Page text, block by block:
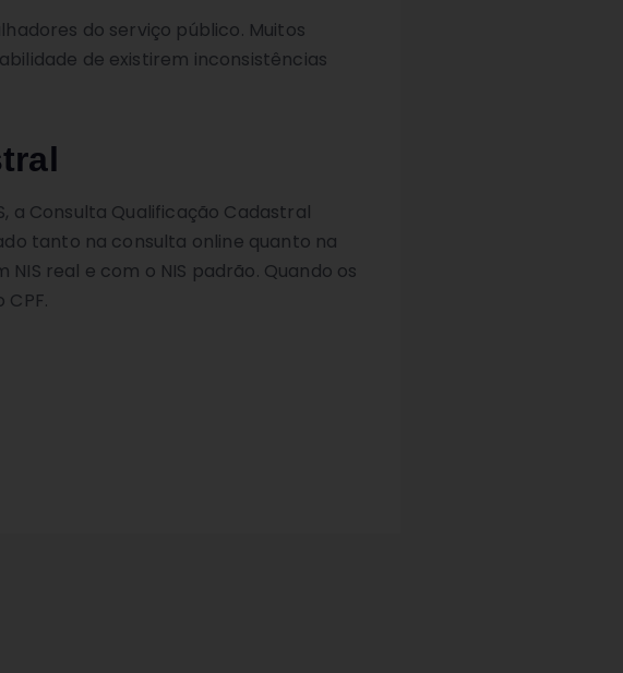
do serviço público. Muitos
de existirem inconsistências
a Consulta Qualificação Cadastral
tanto na consulta online quanto na
real e com o NIS padrão. Quando os